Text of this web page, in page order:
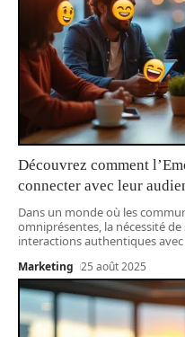
Découvrez comment
connecter avec leur
Dans un monde où les
omniprésentes, la nécessité
interactions authentiques
Marketing 25 août 2025